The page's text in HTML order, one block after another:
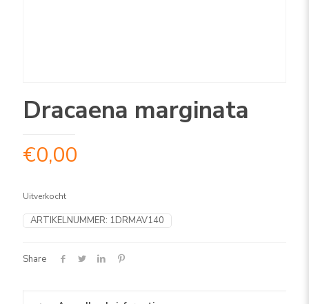
Dracaena marginata
€0,00
Uitverkocht
ARTIKELNUMMER: 1DRMAV140
Share